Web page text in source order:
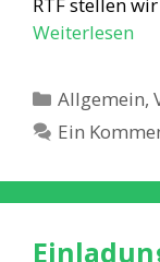
Weiterlesen
Kategorien
Allgemein,
Ein